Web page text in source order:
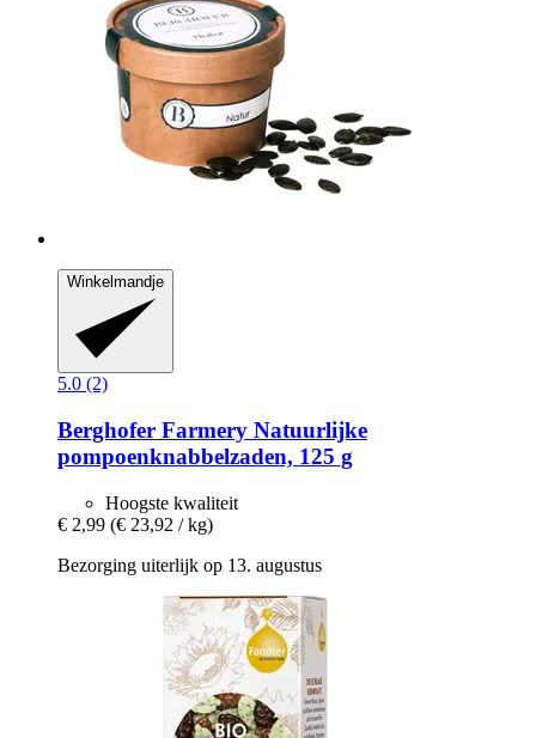
Winkelmandje
5.0 (2)
Berghofer Farmery Natuurlijke
pompoenknabbelzaden, 125 g
Hoogste kwaliteit
€ 2,99 (€ 23,92 / kg)
Bezorging uiterlijk op 13. augustus